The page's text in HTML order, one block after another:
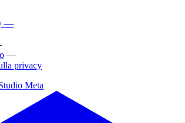
—
—
privacy
Meta